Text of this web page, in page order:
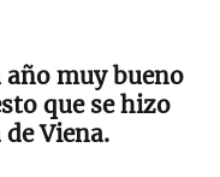
muy bueno
que se hizo
Viena.